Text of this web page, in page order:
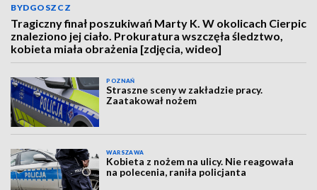
BYDGOSZCZ
Tragiczny finał poszukiwań Marty K. W okolicach Cierpic
znaleziono jej ciało. Prokuratura wszczęła śledztwo,
kobieta miała obrażenia [zdjęcia, wideo]
POZNAŃ
Straszne sceny w zakładzie pracy.
Zaatakował nożem
WARSZAWA
Kobieta z nożem na ulicy. Nie reagowała
na polecenia, raniła policjanta